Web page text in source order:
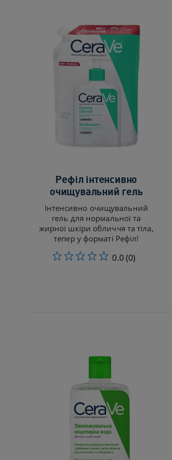
Рефіл інтенсивно
очищувальний гель​
Інтенсивно очищувальний
гель для нормальної та
жирної шкіри обличчя та тіла,
тепер у форматі Рефіл!​
0.0(0)